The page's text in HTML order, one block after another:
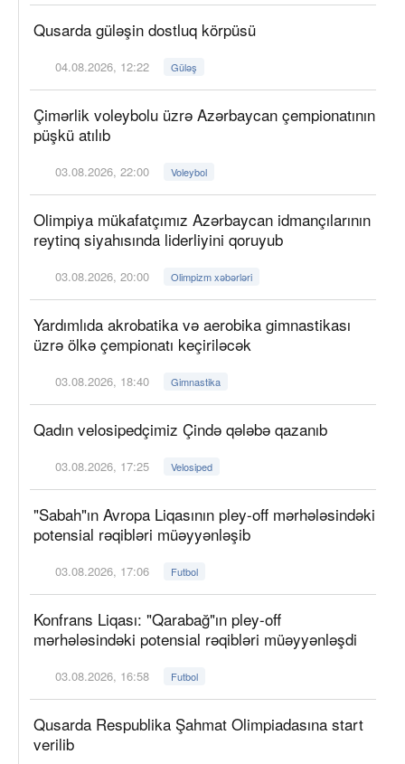
Qusarda güləşin dostluq körpüsü
04.08.2026, 12:22 Güləş
Çimərlik voleybolu üzrə Azərbaycan çempionatının
püşkü atılıb
03.08.2026, 22:00 Voleybol
Olimpiya mükafatçımız Azərbaycan idmançılarının
reytinq siyahısında liderliyini qoruyub
03.08.2026, 20:00 Olimpizm xəbərləri
Yardımlıda akrobatika və aerobika gimnastikası
üzrə ölkə çempionatı keçiriləcək
03.08.2026, 18:40 Gimnastika
Qadın velosipedçimiz Çində qələbə qazanıb
03.08.2026, 17:25 Velosiped
"Sabah"ın Avropa Liqasının pley-off mərhələsindəki
potensial rəqibləri müəyyənləşib
03.08.2026, 17:06 Futbol
Konfrans Liqası: "Qarabağ"ın pley-off
mərhələsindəki potensial rəqibləri müəyyənləşdi
03.08.2026, 16:58 Futbol
Qusarda Respublika Şahmat Olimpiadasına start
verilib